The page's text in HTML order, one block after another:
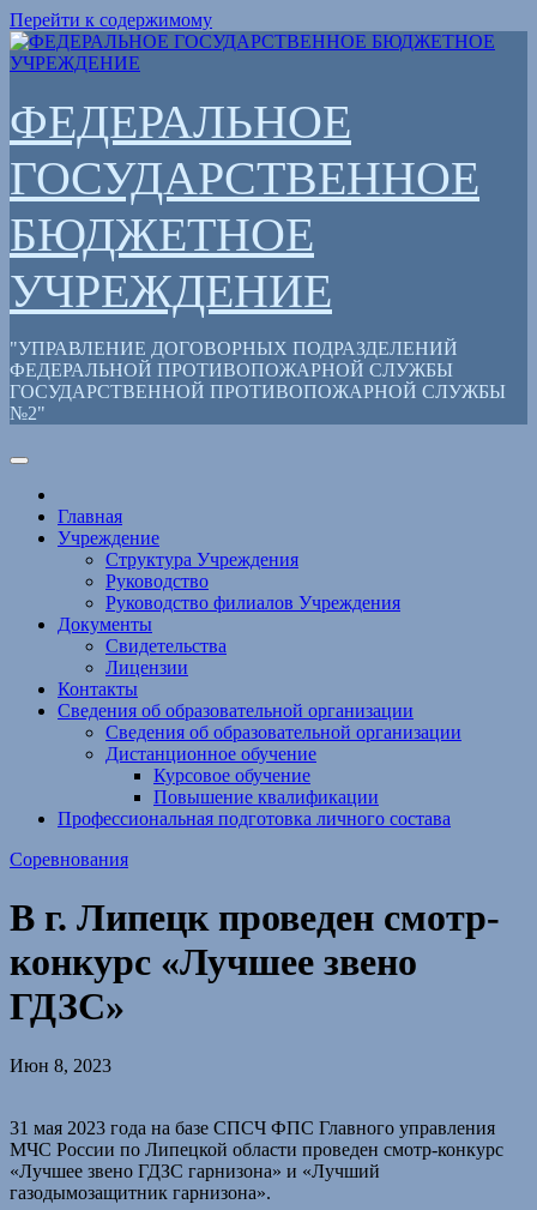
Перейти к содержимому
ФЕДЕРАЛЬНОЕ
ГОСУДАРСТВЕННОЕ
БЮДЖЕТНОЕ
УЧРЕЖДЕНИЕ
"УПРАВЛЕНИЕ ДОГОВОРНЫХ ПОДРАЗДЕЛЕНИЙ
ФЕДЕРАЛЬНОЙ ПРОТИВОПОЖАРНОЙ СЛУЖБЫ
ГОСУДАРСТВЕННОЙ ПРОТИВОПОЖАРНОЙ СЛУЖБЫ
№2"
Главная
Учреждение
Структура Учреждения
Руководство
Руководство филиалов Учреждения
Документы
Свидетельства
Лицензии
Контакты
Сведения об образовательной организации
Сведения об образовательной организации
Дистанционное обучение
Курсовое обучение
Повышение квалификации
Профессиональная подготовка личного состава
Соревнования
В г. Липецк проведен смотр-
конкурс «Лучшее звено
ГДЗС»
Июн 8, 2023
31 мая 2023 года на базе СПСЧ ФПС Главного управления
МЧС России по Липецкой области проведен смотр-конкурс
«Лучшее звено ГДЗС гарнизона» и «Лучший
газодымозащитник гарнизона».